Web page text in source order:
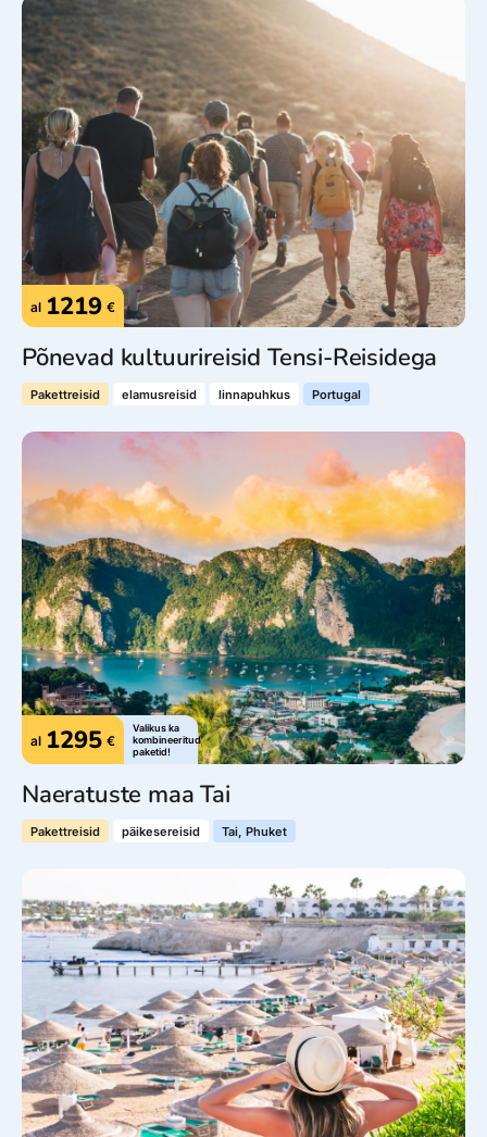
al 1219 €
Põnevad kultuurireisid Tensi-Reisidega
Pakettreisid elamusreisid linnapuhkus Portugal
al 1295 €
Valikus ka
kombineeritud
paketid!
Naeratuste maa Tai
Pakettreisid päikesereisid Tai, Phuket